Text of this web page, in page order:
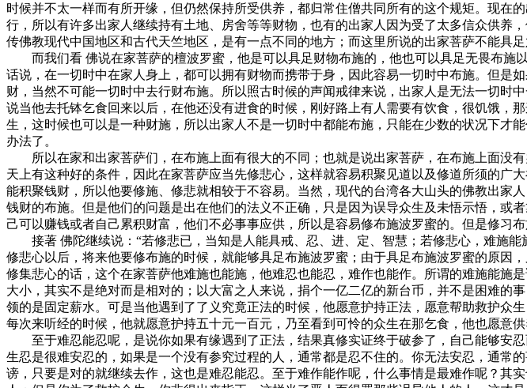
时候并不太一样而有所开缘，但仍然保持所受供养，都归常住僧共同所有的这个规矩。现
行，所以有许多出家人继续持有土地、房舍等等财物，也有的出家人因为受了太多信众供
传佛教现代中国地区和古代天竺地区，是有一点不同的地方；而这里所说的出家菩萨不能具
而我们看 佛说在家菩萨的檀波罗蜜，他是可以具足财物布施的，他也可以具足无畏布施
话说，在一切时中在家人身上，都可以拥有财物而携带于身，因此容易一切时中布施。但
财，当然不可能一切时中去行财布施。所以照古时候的声闻戒律来说，出家人是无法一切
说当他去托钵乞食回来以后，在他还没有进食的时候，刚好路上有人需要有饮食，很饥饿，
生，这时候也可以是一种财施，所以出家人不是一切时中都能布施，只能在少数的状况下
办法了。
所以在家和出家菩萨们，在布施上面有很大的不同；也就是说出家菩萨，在布施上面没
天上有这种好的条件，因此在家菩萨应当先修悲心，这样就容易积聚见道以及修道所须的
能积聚钱财，所以他要修施、修悲就相较于不容易。当然，现代的台湾各大山头的佛教出家
钱财的布施。但是他们的问题是出在他们的法义不正确，只是因为误导众生及未悟示悟，或
己可以赚钱或者自己累积财富，他们不必事事应供，所以是容易修布施波罗蜜的。但是修习
接著 佛陀继续说：“若修悲已，当知是人能具戒、忍、进、定、智慧；若修悲心，难施能
修悲心以后，将来他要修布施的时候，就能够具足布施波罗蜜；由于具足布施波罗蜜的原
修集悲心的话，这个在家菩萨他难施也能施，他难忍也能忍，难作也能作。所谓的难施能施
大小，其实不是绝对而是相对的；以大富之人来说，捐个一亿二亿的新台币，并不是困难的
领的是固定薪水。可是当他遇到了了义究竟正法的时候，他愿意护持正法，愿意帮助救护众
每次来听经的时候，他就愿意护持五十元一百元，乃至看到可怜的众生在那乞食，他也愿意
至于难忍能忍呢，是说你如果有缘遇到了正法，结果真修实证终于破参了，自己能够安
生忍是很难安忍的，如果是一个没有参究过程的人，通常都是忍不住的。你无法安忍，通
谤，只要是对的就继续去作，这也是难忍能忍。至于难作能作呢，什么事情是最难作呢？